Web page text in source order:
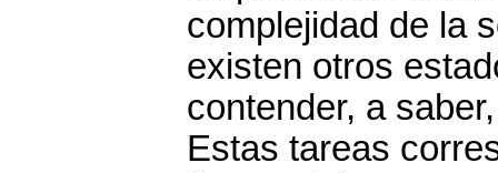
complejidad de la
existen otros
contender, a
Estas tareas